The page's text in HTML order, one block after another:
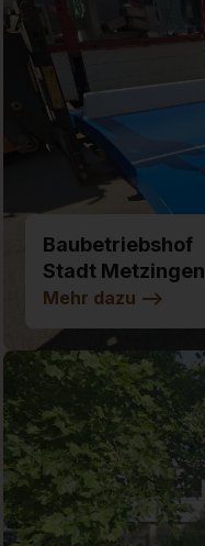
Baubetriebshof
Stadt Metzingen
Mehr dazu -->